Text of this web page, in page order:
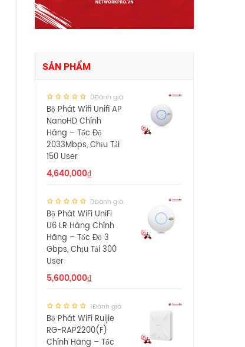
SẢN PHẨM
0Đánh giá
Bộ Phát Wifi Unifi AP
NanoHD Chính
Hãng – Tốc Độ
2033Mbps, Chịu Tải
150 User
4,640,000₫
0Đánh giá
Bộ Phát WiFi UniFi
U6 LR Hàng Chính
Hãng – Tốc Độ 3
Gbps, Chịu Tải 300
User
5,600,000₫
1Đánh giá
Bộ Phát WiFi Ruijie
RG-RAP2200(F)
Chính Hãng – Tốc